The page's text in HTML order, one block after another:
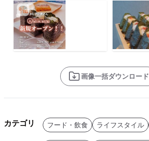
画像一括ダウンロード
カテゴリ フード・飲食 ライフスタイル